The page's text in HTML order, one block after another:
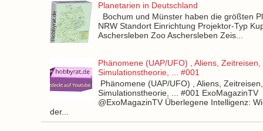
Planetarien in Deutschland
Bochum und Münster haben die größten
NRW Standort Einrichtung Projektor-Typ
Aschersleben Zoo Aschersleben Zeis...
Phänomene (UAP/UFO) , Aliens, Zeitreisen,
Simulationstheorie, ... #001
Phänomene (UAP/UFO) , Aliens, Zeitreisen,
Simulationstheorie, ... #001 ExoMagazinTV
@ExoMagazinTV Überlegene Intelligenz:
der...